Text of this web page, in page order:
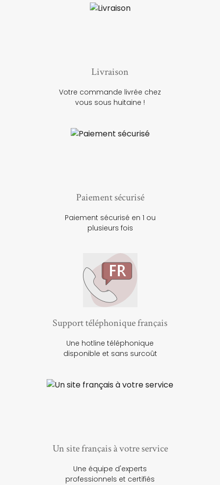
Livraison
Votre commande livrée chez
vous sous huitaine !
Paiement sécurisé
Paiement sécurisé en 1 ou
plusieurs fois
Support téléphonique français
Une hotline téléphonique
disponible et sans surcoût
Un site français à votre service
Une équipe d'experts
professionnels et certifiés